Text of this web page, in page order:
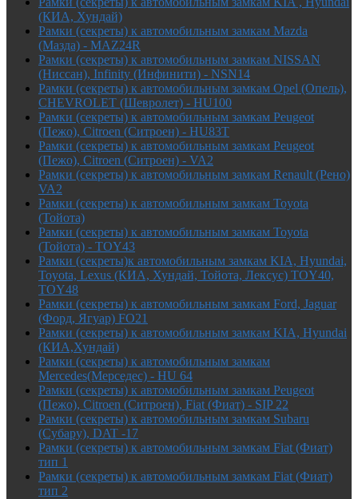
(КИА, Хундай)
Рамки (секреты) к автомобильным замкам Mazda
(Мазда) - MAZ24R
Рамки (секреты) к автомобильным замкам NISSAN
(Ниссан), Infinity (Инфинити) - NSN14
Рамки (секреты) к автомобильным замкам Opel (Опель),
CHEVROLET (Шевролет) - HU100
Рамки (секреты) к автомобильным замкам Peugeot
(Пежо), Citroen (Ситроен) - HU83T
Рамки (секреты) к автомобильным замкам Peugeot
(Пежо), Citroen (Ситроен) - VA2
Рамки (секреты) к автомобильным замкам Renault (Рено)
VA2
Рамки (секреты) к автомобильным замкам Toyota
(Тойота)
Рамки (секреты) к автомобильным замкам Toyota
(Тойота) - TOY43
Рамки (секреты)к автомобильным замкам KIA, Hyundai,
Toyota, Lexus (КИА, Хундай, Тойота, Лексус) TOY40,
TOY48
Рамки (секреты) к автомобильным замкам Ford, Jaguar
(Форд, Ягуар) FO21
Рамки (секреты) к автомобильным замкам KIA, Hyundai
(КИА,Хундай)
Рамки (секреты) к автомобильным замкам
Mercedes(Мерседес) - HU 64
Рамки (секреты) к автомобильным замкам Peugeot
(Пежо), Citroen (Ситроен), Fiat (Фиат) - SIP 22
Рамки (секреты) к автомобильным замкам Subaru
(Субару), DAT -17
Рамки (секреты) к автомобильным замкам Fiat (Фиат)
тип 1
Рамки (секреты) к автомобильным замкам Fiat (Фиат)
тип 2